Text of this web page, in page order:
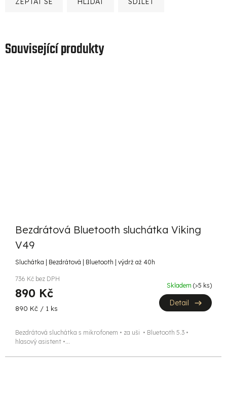
Související produkty
Bezdrátová Bluetooth sluchátka Viking
V49
Sluchátka | Bezdrátová | Bluetooth | výdrž až 40h
736 Kč bez DPH
890 Kč
Měrná
890 Kč / 1 ks
Skladem (>5 ks)
Detail
Bezdrátová sluchátka s mikrofonem • za uši • Bluetooth 5.3 •
hlasový asistent •...